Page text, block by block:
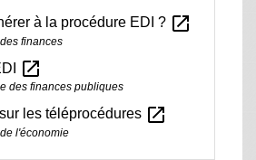
à la procédure EDI ? open_in_new
finances
open_in_new
des finances publiques
les téléprocédures open_in_new
l'économie